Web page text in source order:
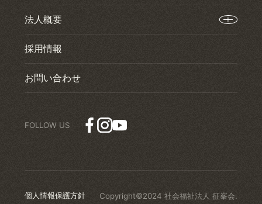
法人概要
採用情報
お問い合わせ
個人情報保護方針 Copyright©2024 社会福祉法人 征峯会.